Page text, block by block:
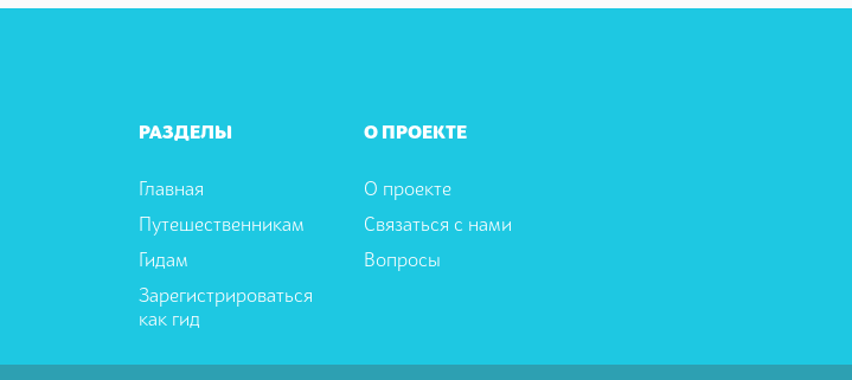
РАЗДЕЛЫ
Главная
Путешественникам
Гидам
Зарегистрироваться
как гид
О ПРОЕКТЕ
О проекте
Связаться с нами
Вопросы